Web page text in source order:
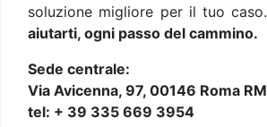
soluzione migliore per il tuo caso.
aiutarti, ogni passo del cammino.
Sede centrale:
Via Avicenna, 97, 00146 Roma RM
tel: + 39 335 669 3954